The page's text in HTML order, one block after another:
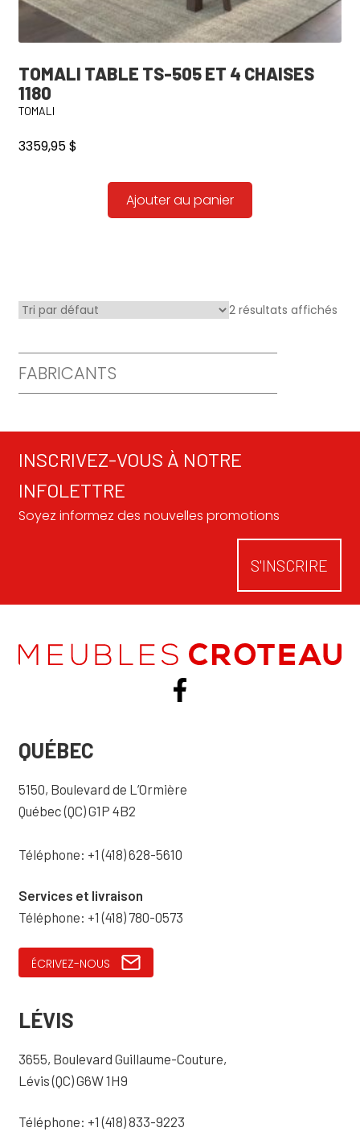
TOMALI TABLE TS-505 ET 4 CHAISES
1180
TOMALI
3359,95$
Ajouter au panier
2 résultats affichés
FABRICANTS
INSCRIVEZ-VOUS À NOTRE
INFOLETTRE
Soyez informez des nouvelles promotions
S'INSCRIRE
QUÉBEC
5150, Boulevard de L’Ormière
Québec (QC) G1P 4B2
Téléphone: +1 (418) 628-5610
Services et livraison
Téléphone: +1 (418) 780-0573
ÉCRIVEZ-NOUS
LÉVIS
3655, Boulevard Guillaume-Couture,
Lévis (QC) G6W 1H9
Téléphone: +1 (418) 833-9223